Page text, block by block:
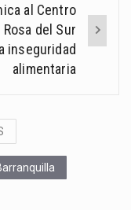
al Centro
del Sur
inseguridad
alimentaria